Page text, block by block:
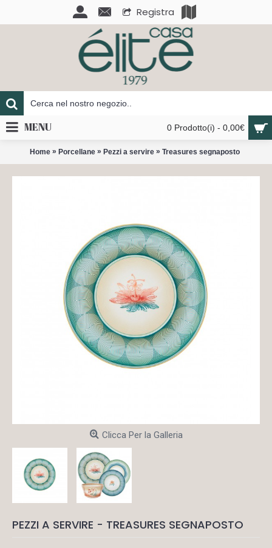
Registra
0 Prodotto(i) - 0,00€
MENU
Home » Porcellane » Pezzi a servire » Treasures segnaposto
Clicca Per la Galleria
PEZZI A SERVIRE - TREASURES SEGNAPOSTO